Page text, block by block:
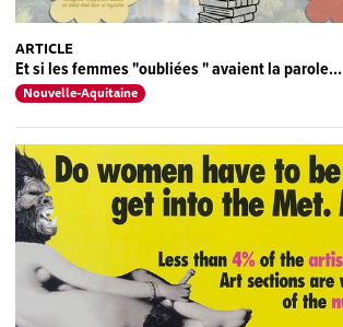
ARTICLE
Et si les femmes "oubliées " avaient la parole…
Nouvelle-Aquitaine